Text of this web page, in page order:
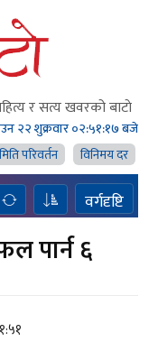
र सत्य खवरको बाटाे
२२ शुक्रवार०२:५१:१७ बजे
मिति परिवर्तन विनिमय दर
वर्गदृष्टि
पार्न ६